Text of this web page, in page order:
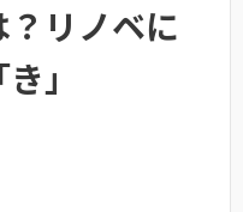
リノベに
」